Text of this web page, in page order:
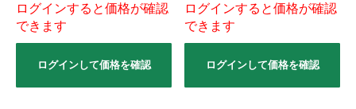
ログインすると価格が確認
できます
ログインして価格を確認
ログインすると価格が確認
できます
ログインして価格を確認